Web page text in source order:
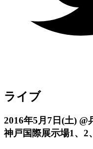
ライブ
2016年5月7日(土) @
神戸国際展示場1、2